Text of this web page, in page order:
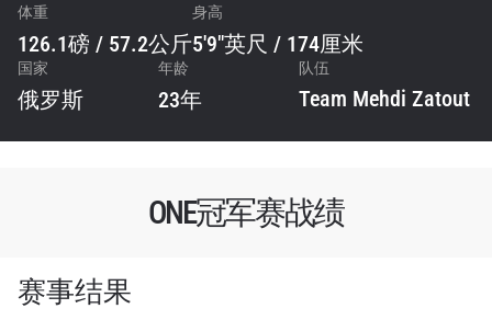
体重
126.1磅 / 57.2公斤
身高
5'9"英尺 / 174厘米
国家
俄罗斯
年龄
23年
队伍
Team Mehdi Zatout
ONE冠军赛战绩
赛事结果